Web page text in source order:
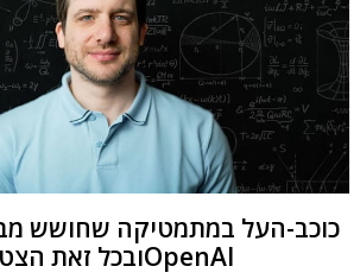
כוכב-העל במתמטיקה שחושש
ובכל זאת הצטרף לאחרונה ל־OpenAI